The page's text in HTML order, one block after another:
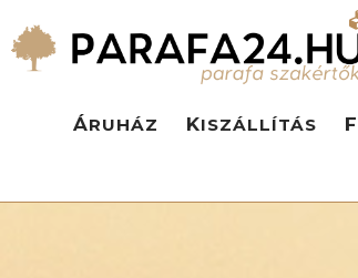
ÁRUHÁZ KISZÁLLÍTÁS